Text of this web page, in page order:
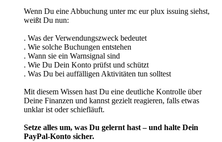
Wenn Du eine Abbuchung unter mc eur plux issuing siehst,
weißt Du nun:
. Was der Verwendungszweck bedeutet
. Wie solche Buchungen entstehen
. Wann sie ein Warnsignal sind
. Wie Du Dein Konto prüfst und schützt
. Was Du bei auffälligen Aktivitäten tun solltest
Mit diesem Wissen hast Du eine deutliche Kontrolle über
Deine Finanzen und kannst gezielt reagieren, falls etwas
unklar ist oder schiefläuft.
Setze alles um, was Du gelernt hast – und halte Dein
PayPal-Konto sicher.